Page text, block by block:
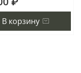
В корзину